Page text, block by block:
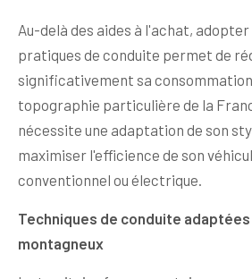
Au-delà des aides à l'achat, adopter
pratiques de conduite permet de
significativement sa
topographie particulière de la
nécessite une adaptation de son
maximiser l'efficience de son
conventionnel ou électrique.
Techniques de conduite
montagneux